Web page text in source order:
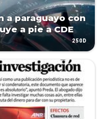
a paraguayo con
a pie a CDE
250D